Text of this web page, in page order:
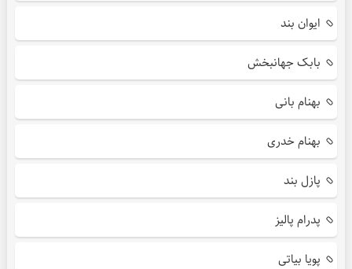
ایوان بند
بابک جهانبخش
بهنام بانی
بهنام خدری
پازل بند
پدرام پالیز
پویا بیاتی